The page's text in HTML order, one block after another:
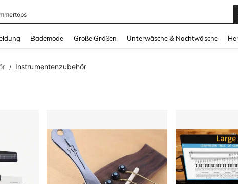
Bademode Große Größen Unterwäsche & Nachtwäsche
/ Instrumentenzubehör